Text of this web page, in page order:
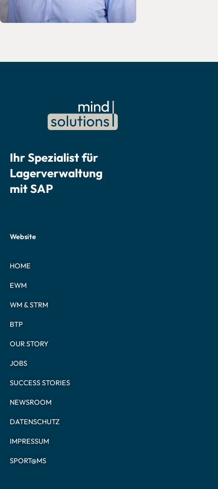
Ihr Spezialist für
Lagerverwaltung
mit SAP
Website
HOME
EWM
WM & STRM
BTP
OUR STORY
JOBS
SUCCESS STORIES
NEWSROOM
DATENSCHUTZ
IMPRESSUM
SPORT@MS